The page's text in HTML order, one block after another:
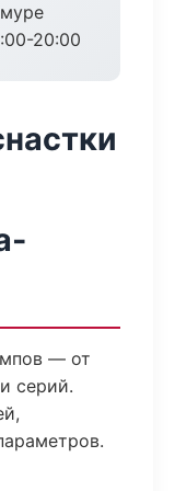
20:00
— от
серий.